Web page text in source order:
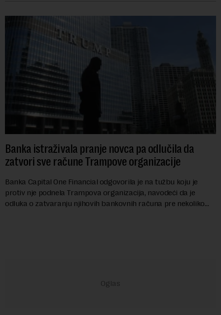
Banka istraživala pranje novca pa odlučila da
zatvori sve račune Trampove organizacije
Banka Capital One Financial odgovorila je na tužbu koju je
protiv nje podnela Trampova organizacija, navodeći da je
odluka o zatvaranju njihovih bankovnih računa pre nekoliko